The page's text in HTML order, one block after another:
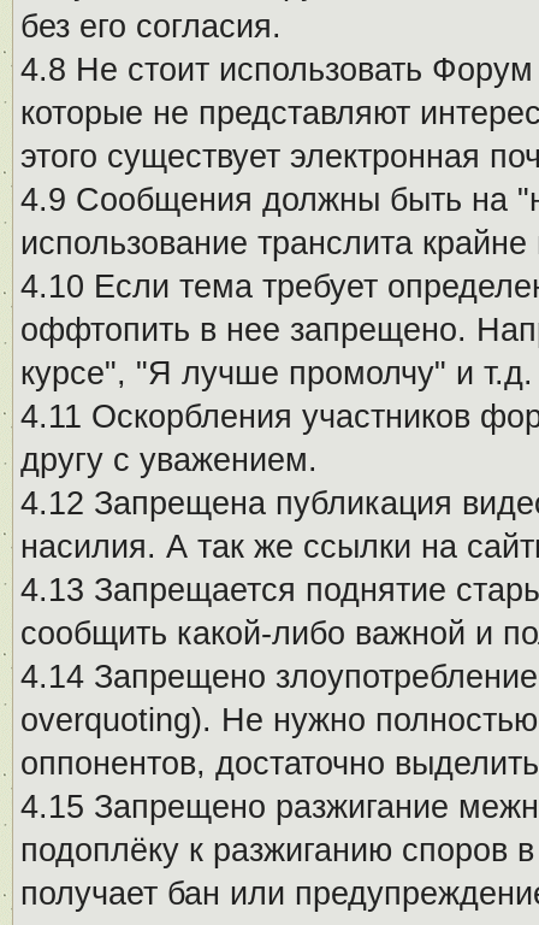
без его согласия.
4.8 Не стоит использовать
которые не представляют
этого существует электронная
4.9 Сообщения должны быть на
использование транслита
4.10 Если тема требует
оффтопить в нее запрещено.
курсе", "Я лучше промолчу" и
4.11 Оскорбления участников
другу с уважением.
4.12 Запрещена публикация
насилия. А так же ссылки на
4.13 Запрещается поднятие
сообщить какой-либо важной и
4.14 Запрещено
overquoting). Не нужно
оппонентов, достаточно
4.15 Запрещено разжигание
подоплёку к разжиганию споров
получает бан или